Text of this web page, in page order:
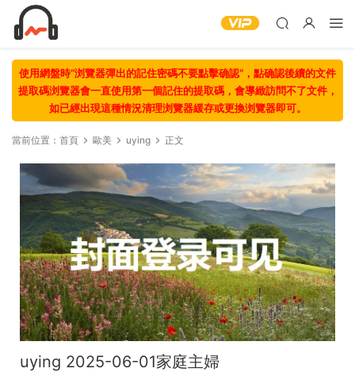
使用網盤時“浏覽器彈出的記住密碼不要點擊确認“，點确認後續的文件
提取碼浏覽器會一直使用第一個記住的提取碼，會導緻訪問不了文件，
如已經出現這種情況清理浏覽器緩存或更換浏覽器即可。
當前位置： 首頁 歐美 uying 正文
uying 2025-06-01家庭主婦